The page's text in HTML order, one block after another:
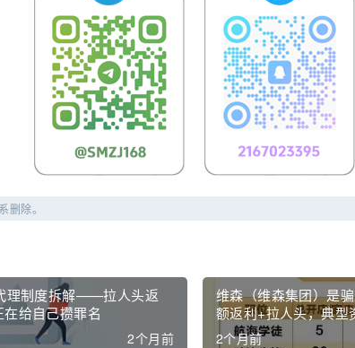
删除。
理制度拆解——拉人头返
给自己攒罪名
2个月前
维森（维森集团）是
额返利+拉人头，典型
2个月前